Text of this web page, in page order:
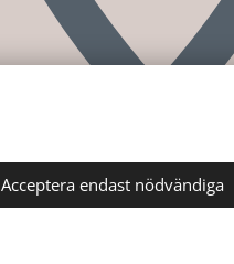
Acceptera endast nödvändiga